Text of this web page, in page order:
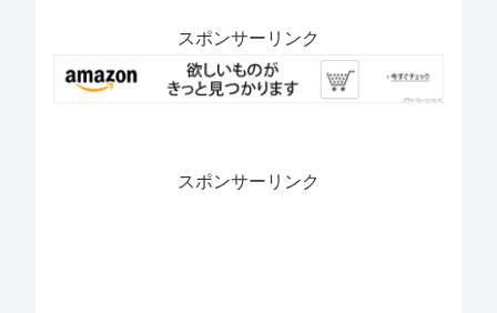
スポンサーリンク
スポンサーリンク